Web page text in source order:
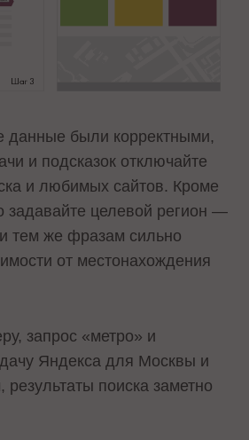
данные были корректными,
и подсказок отключайте
и любимых сайтов. Кроме
задавайте целевой регион —
тем же фразам сильно
от местонахождения
запрос «метро» и
Яндекса для Москвы и
поиска заметно